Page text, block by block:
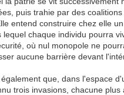
puis trahie par des
entend construire chez elle
lequel chaque individu pourra
où nul monopole ne
aucune barrière devant
que, dans l'espace
trois invasions, chacune plus